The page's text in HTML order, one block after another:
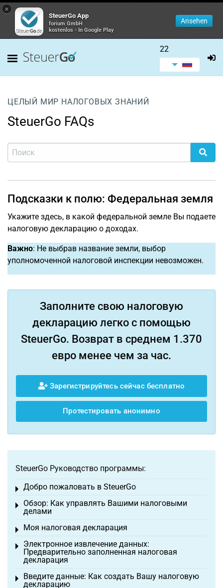
×
SteuerGo App
forium GmbH
kostenlos - In Google Play
Ansehen
22
ЦЕЛЫЙ МИР НАЛОГОВЫХ ЗНАНИЙ
SteuerGo FAQs
Подсказки к полю: Федеральная земля
Укажите здесь, в какой федеральной земле Вы подаете
налоговую декларацию о доходах.
Важно: Не выбрав название земли, выбор
уполномоченной налоговой инспекции невозможен.
Заполните свою налоговую
декларацию легко с помощью
SteuerGo. Возврат в среднем 1.370
евро менее чем за час.
Зарегистрируйтесь сейчас бесплатно
Протестировать анонимно
SteuerGo Руководство программы:
Добро пожаловать в SteuerGo
Toggle menu
Обзор: Как управлять Вашими налоговыми
делами
Toggle menu
Моя налоговая декларация
Toggle menu
Электронное извлечение данных:
Предварительно заполненная налоговая
декларация
Toggle menu
Введите данные: Как создать Вашу налоговую
декларацию
Toggle menu